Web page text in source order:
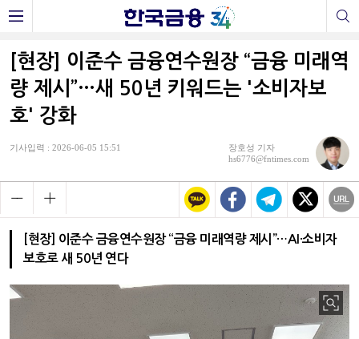
[현장] 이준수 금융연수원장 “금융 미래역
량 제시”…새 50년 키워드는 '소비자보
호' 강화
기사입력 : 2026-06-05 15:51
장호성 기자
hs6776@fntimes.com
[현장] 이준수 금융연수원장 “금융 미래역량 제시”…AI·소비자
보호로 새 50년 연다